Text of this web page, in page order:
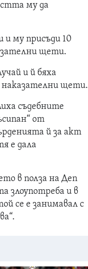
му да
му присъди 10
щети.
и й бяха
наказателни щети.
съдебните
от
й за акт
е дала
в полза на Деп
злоупотреба и в
се е занимавал с